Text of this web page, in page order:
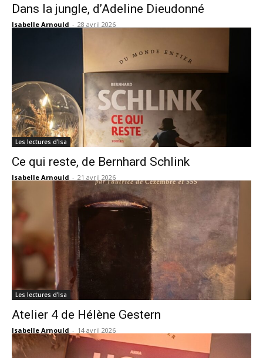
Dans la jungle, d’Adeline Dieudonné
Isabelle Arnould - 28 avril 2026
Les lectures d'Isa
Ce qui reste, de Bernhard Schlink
Isabelle Arnould - 21 avril 2026
Les lectures d'Isa
Atelier 4 de Hélène Gestern
Isabelle Arnould - 14 avril 2026